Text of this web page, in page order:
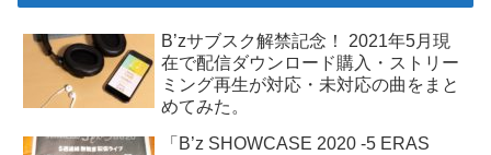
B’zサブスク解禁記念！ 2021年5月現
在で配信ダウンロード購入・ストリー
ミング再生が対応・未対応の曲をまと
めてみた。
「B’z SHOWCASE 2020 -5 ERAS